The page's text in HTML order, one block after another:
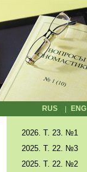
RUS ENG
2026. T. 23. №1
2025. T. 22. №3
2025. Т. 22. №2